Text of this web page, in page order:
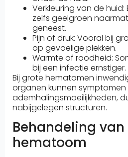
Verkleuring van de
zelfs geelgroen
geneest.
Pijn of druk: Vooral bij
op gevoelige plekken.
Warmte of roodheid:
bij een infectie ernstiger.
Bij grote hematomen
organen kunnen symptomen
ademhalingsmoeilijkheden,
nabijgelegen structuren.
Behandeling van
hematoom